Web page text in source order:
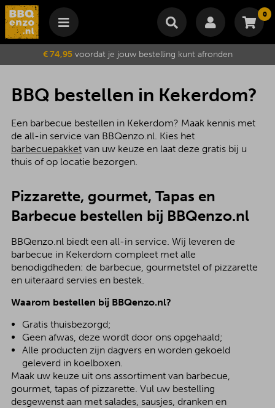
0
Winkelmand
Je winkelwagen is momenteel leeg.
Subtotaal €
Wijzig winkelmand Bestellen
€ 74,95voordat je jouw bestelling kunt afronden
BBQ bestellen in Kekerdom?
Een barbecue bestellen in Kekerdom? Maak kennis met
de all-in service van BBQenzo.nl. Kies het
barbecuepakketvan uw keuze en laat deze gratis bij u
thuis of op locatie bezorgen.
Pizzarette, gourmet, Tapas en
Barbecue bestellen bij BBQenzo.nl
BBQenzo.nl biedt een all-in service. Wij leveren de
barbecue in Kekerdom compleet met alle
benodigdheden: de barbecue, gourmetstel of pizzarette
en uiteraard servies en bestek.
Waarom bestellen bij BBQenzo.nl?
Gratis thuisbezorgd;
Geen afwas, deze wordt door ons opgehaald;
Alle producten zijn dagvers en worden gekoeld
geleverd in koelboxen.
Maak uw keuze uit ons assortiment van barbecue,
gourmet, tapas of pizzarette. Vul uw bestelling
desgewenst aan met salades, sausjes, dranken en